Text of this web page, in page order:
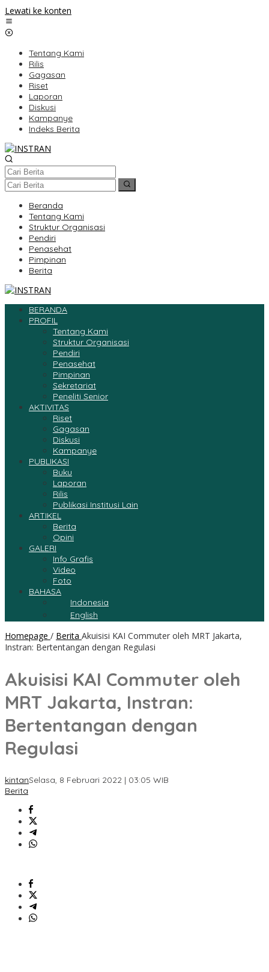
Lewati ke konten
Tentang Kami
Rilis
Gagasan
Riset
Laporan
Diskusi
Kampanye
Indeks Berita
Beranda
Tentang Kami
Struktur Organisasi
Pendiri
Penasehat
Pimpinan
Berita
BERANDA
PROFIL
Tentang Kami
Struktur Organisasi
Pendiri
Penasehat
Pimpinan
Sekretariat
Peneliti Senior
AKTIVITAS
Riset
Gagasan
Diskusi
Kampanye
PUBLIKASI
Buku
Laporan
Rilis
Publikasi Institusi Lain
ARTIKEL
Berita
Opini
GALERI
Info Grafis
Video
Foto
BAHASA
Indonesia
English
Homepage / Berita Akuisisi KAI Commuter oleh MRT Jakarta,
Instran: Bertentangan dengan Regulasi
Akuisisi KAI Commuter oleh
MRT Jakarta, Instran:
Bertentangan dengan
Regulasi
kintanSelasa, 8 Februari 2022 | 03:05 WIB
Berita